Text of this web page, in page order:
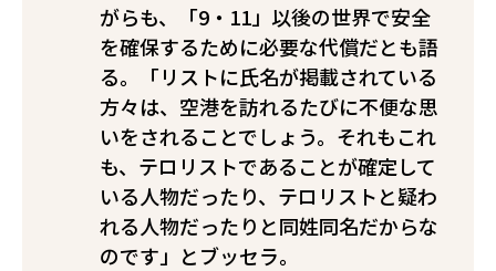
がらも、「9・11」以後の世界で安全
を確保するために必要な代償だとも語
る。「リストに氏名が掲載されている
方々は、空港を訪れるたびに不便な思
いをされることでしょう。それもこれ
も、テロリストであることが確定して
いる人物だったり、テロリストと疑わ
れる人物だったりと同姓同名だからな
のです」とブッセラ。